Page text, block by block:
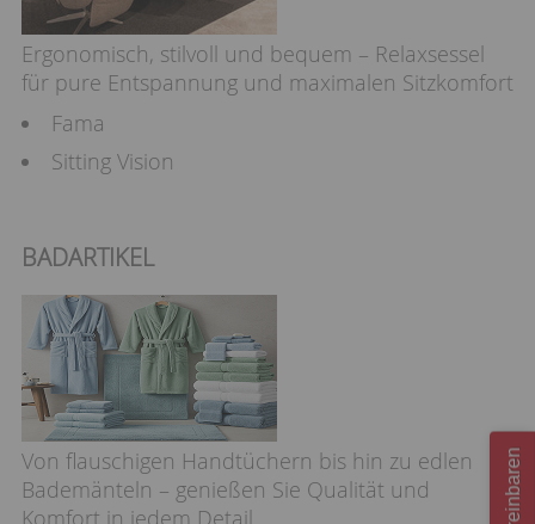
Ergonomisch, stilvoll und bequem – Relaxsessel
für pure Entspannung und maximalen Sitzkomfort
Fama
Sitting Vision
BADARTIKEL
Von flauschigen Handtüchern bis hin zu edlen
Bademänteln – genießen Sie Qualität und
Komfort in jedem Detail.